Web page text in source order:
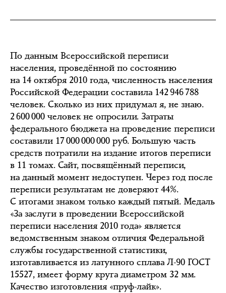
По данным Всероссийской переписи
населения, проведённой по состоянию
на 14 октября 2010 года, численность населения
Российской Федерации составила 142 946 788
человек. Сколько из них придумал я, не знаю.
2 600 000 человек не опросили. Затраты
федерального бюджета на проведение переписи
составили 17 000 000 000 руб. Большую часть
средств потратили на издание итогов переписи
в 11 томах. Сайт, посвящённый переписи,
на данный момент недоступен. Через год после
переписи результатам не доверяют 44%.
С итогами знаком только каждый пятый. Медаль
«За заслуги в проведении Всероссийской
переписи населения 2010 года» является
ведомственным знаком отличия Федеральной
службы государственной статистики,
изготавливается из латунного сплава Л-90 ГОСТ
15527, имеет форму круга диаметром 32 мм.
Качество изготовления «пруф-лайк».